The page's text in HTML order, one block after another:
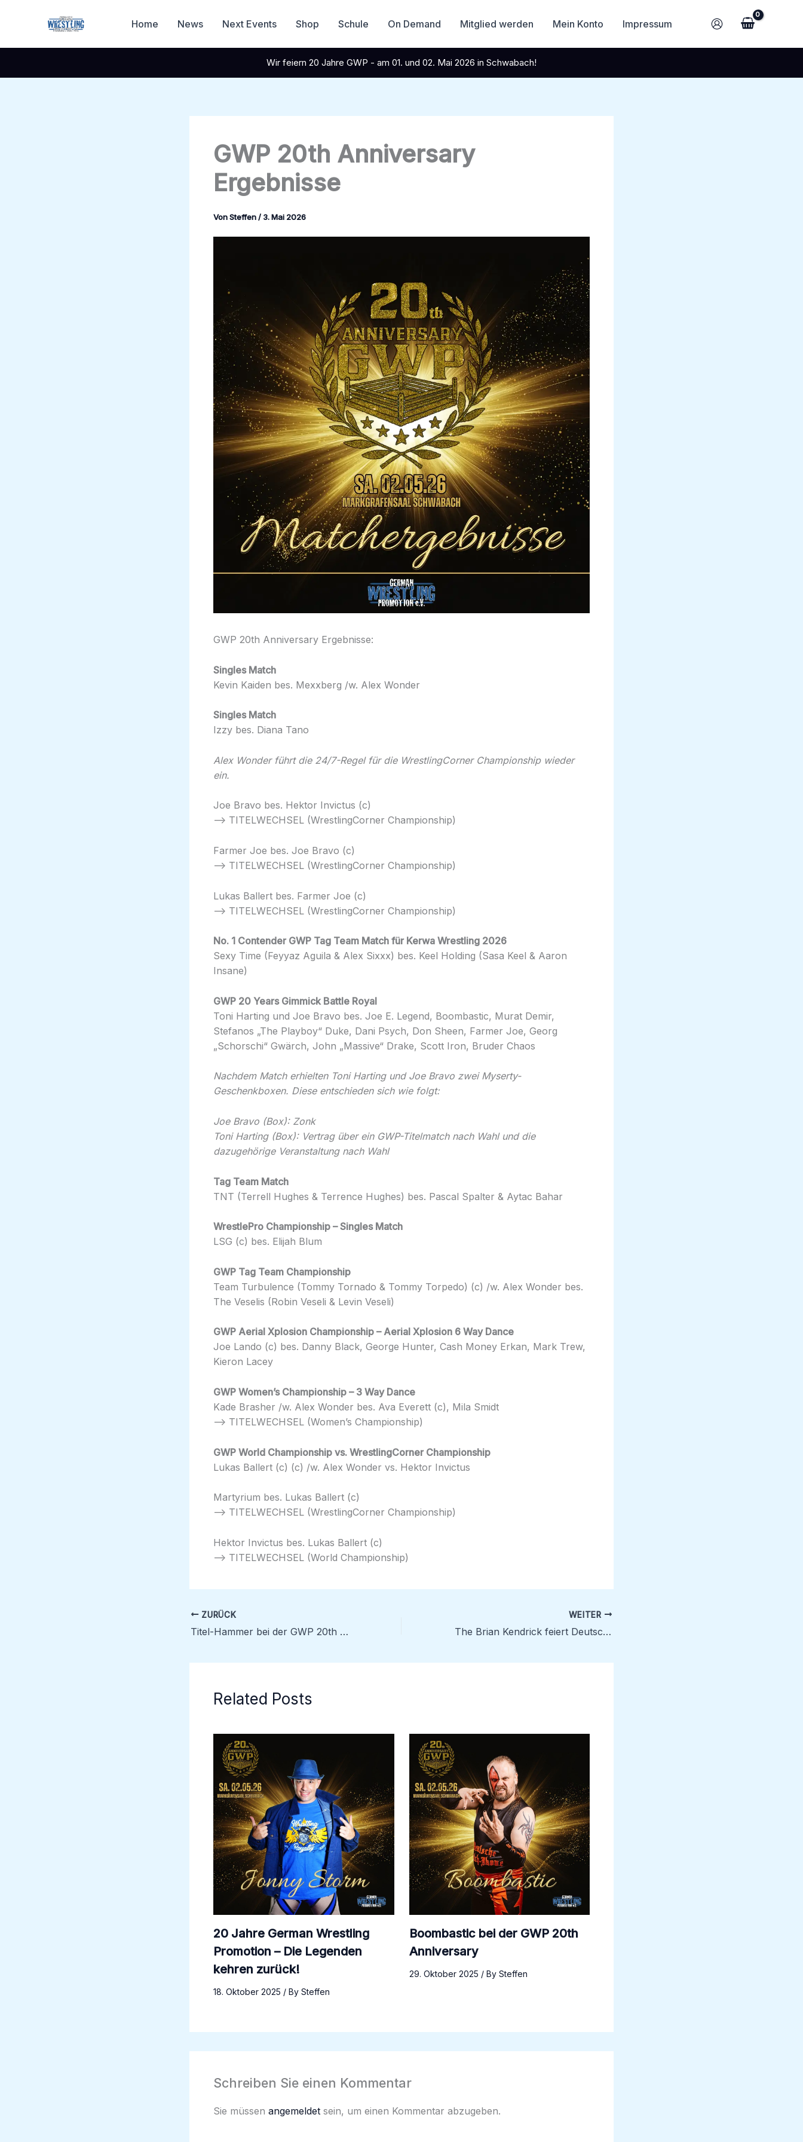
Home News Next Events Shop Schule On Demand Mitglied werden Mein Konto Impressum
Wir feiern 20 Jahre GWP - am 01. und 02. Mai 2026 in Schwabach!
GWP 20th Anniversary
Ergebnisse
VonSteffen/ 3. Mai 2026
GWP 20th Anniversary Ergebnisse:
Singles Match
Kevin Kaiden bes. Mexxberg /w. Alex Wonder
Singles Match
Izzy bes. Diana Tano
Alex Wonder führt die 24/7-Regel für die WrestlingCorner Championship wieder
ein.
Joe Bravo bes. Hektor Invictus (c)
–> TITELWECHSEL (WrestlingCorner Championship)
Farmer Joe bes. Joe Bravo (c)
–> TITELWECHSEL (WrestlingCorner Championship)
Lukas Ballert bes. Farmer Joe (c)
–> TITELWECHSEL (WrestlingCorner Championship)
No. 1 Contender GWP Tag Team Match für Kerwa Wrestling 2026
Sexy Time (Feyyaz Aguila & Alex Sixxx) bes. Keel Holding (Sasa Keel & Aaron
Insane)
GWP 20 Years Gimmick Battle Royal
Toni Harting und Joe Bravo bes. Joe E. Legend, Boombastic, Murat Demir,
Stefanos „The Playboy“ Duke, Dani Psych, Don Sheen, Farmer Joe, Georg
„Schorschi“ Gwärch, John „Massive“ Drake, Scott Iron, Bruder Chaos
Nachdem Match erhielten Toni Harting und Joe Bravo zwei Myserty-
Geschenkboxen. Diese entschieden sich wie folgt:
Joe Bravo (Box): Zonk
Toni Harting (Box): Vertrag über ein GWP-Titelmatch nach Wahl und die
dazugehörige Veranstaltung nach Wahl
Tag Team Match
TNT (Terrell Hughes & Terrence Hughes) bes. Pascal Spalter & Aytac Bahar
WrestlePro Championship – Singles Match
LSG (c) bes. Elijah Blum
GWP Tag Team Championship
Team Turbulence (Tommy Tornado & Tommy Torpedo) (c) /w. Alex Wonder bes.
The Veselis (Robin Veseli & Levin Veseli)
GWP Aerial Xplosion Championship – Aerial Xplosion 6 Way Dance
Joe Lando (c) bes. Danny Black, George Hunter, Cash Money Erkan, Mark Trew,
Kieron Lacey
GWP Women’s Championship – 3 Way Dance
Kade Brasher /w. Alex Wonder bes. Ava Everett (c), Mila Smidt
–> TITELWECHSEL (Women’s Championship)
GWP World Championship vs. WrestlingCorner Championship
Lukas Ballert (c) (c) /w. Alex Wonder vs. Hektor Invictus
Martyrium bes. Lukas Ballert (c)
–> TITELWECHSEL (WrestlingCorner Championship)
Hektor Invictus bes. Lukas Ballert (c)
–> TITELWECHSEL (World Championship)
ZURÜCK
Titel-Hammer bei der GWP 20th Anniversary!
WEITER
The Brian Kendrick feiert Deutschland-Premiere außerhalb WWE
Related Posts
20 Jahre German Wrestling
Promotion – Die Legenden
kehren zurück!
18. Oktober 2025 / By Steffen
Boombastic bei der GWP 20th
Anniversary
29. Oktober 2025 / By Steffen
Schreiben Sie einen Kommentar
Sie müssen angemeldet sein, um einen Kommentar abzugeben.